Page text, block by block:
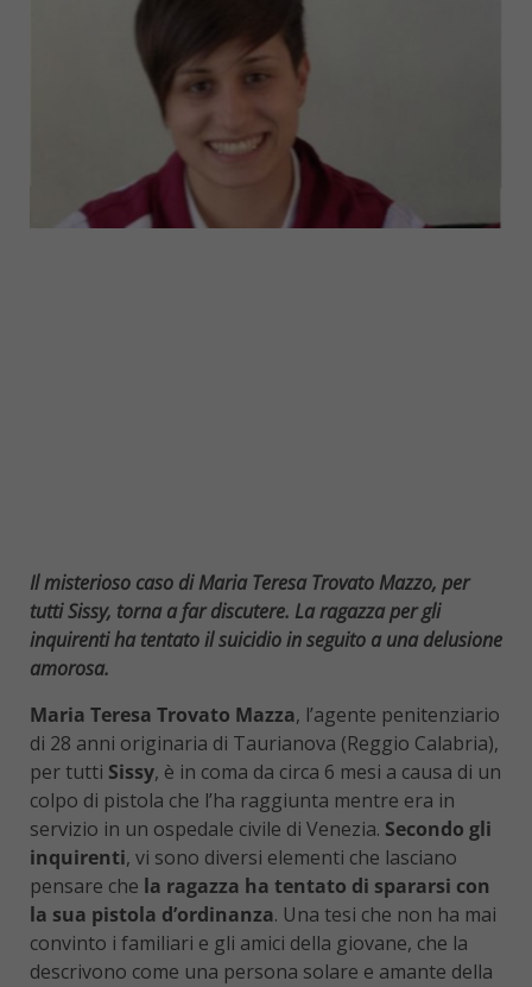
Il misterioso caso di Maria Teresa Trovato Mazzo, per
tutti Sissy, torna a far discutere. La ragazza per gli
inquirenti ha tentato il suicidio in seguito a una delusione
amorosa.
Maria Teresa Trovato Mazza, l’agente penitenziario
di 28 anni originaria di Taurianova (Reggio Calabria),
per tutti Sissy, è in coma da circa 6 mesi a causa di un
colpo di pistola che l’ha raggiunta mentre era in
servizio in un ospedale civile di Venezia. Secondo gli
inquirenti, vi sono diversi elementi che lasciano
pensare che la ragazza ha tentato di spararsi con
la sua pistola d’ordinanza. Una tesi che non ha mai
convinto i familiari e gli amici della giovane, che la
descrivono come una persona solare e amante della